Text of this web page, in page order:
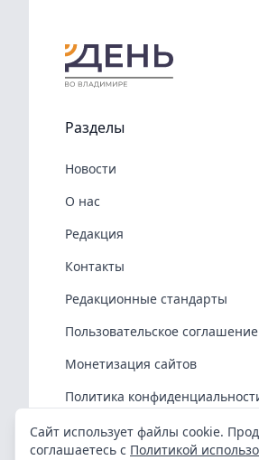
Разделы
Новости
О нас
Редакция
Контакты
Редакционные стандарты
Пользовательское соглашение
Монетизация сайтов
Политика
Политика cookies
Сайт использует файлы cookie.
соглашаетесь с Политикой